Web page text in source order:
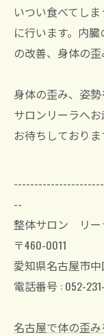
いつい食べてし
に行います。内
の改善、身体の歪
身体の歪み、姿
サロンリーラへお
お待ちしておりま
--
整体サロン リー
〒460-0011
愛知県名古屋市中
電話番号 : 052-
名古屋で体の歪